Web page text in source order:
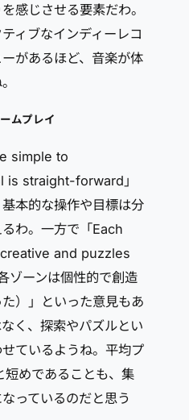
感じさせる要素だわ。
ィブなインディーレコ
があるほど、音楽が体
ムプレイ
simple to
straight-forward」
本的な操作や目標は分
わ。一方で「Each
and puzzles
ーンは個性的で創造
）」といった意見もあ
く、探索やパズルとい
ているようね。平均プ
短めであることも、集
っているのだと思う